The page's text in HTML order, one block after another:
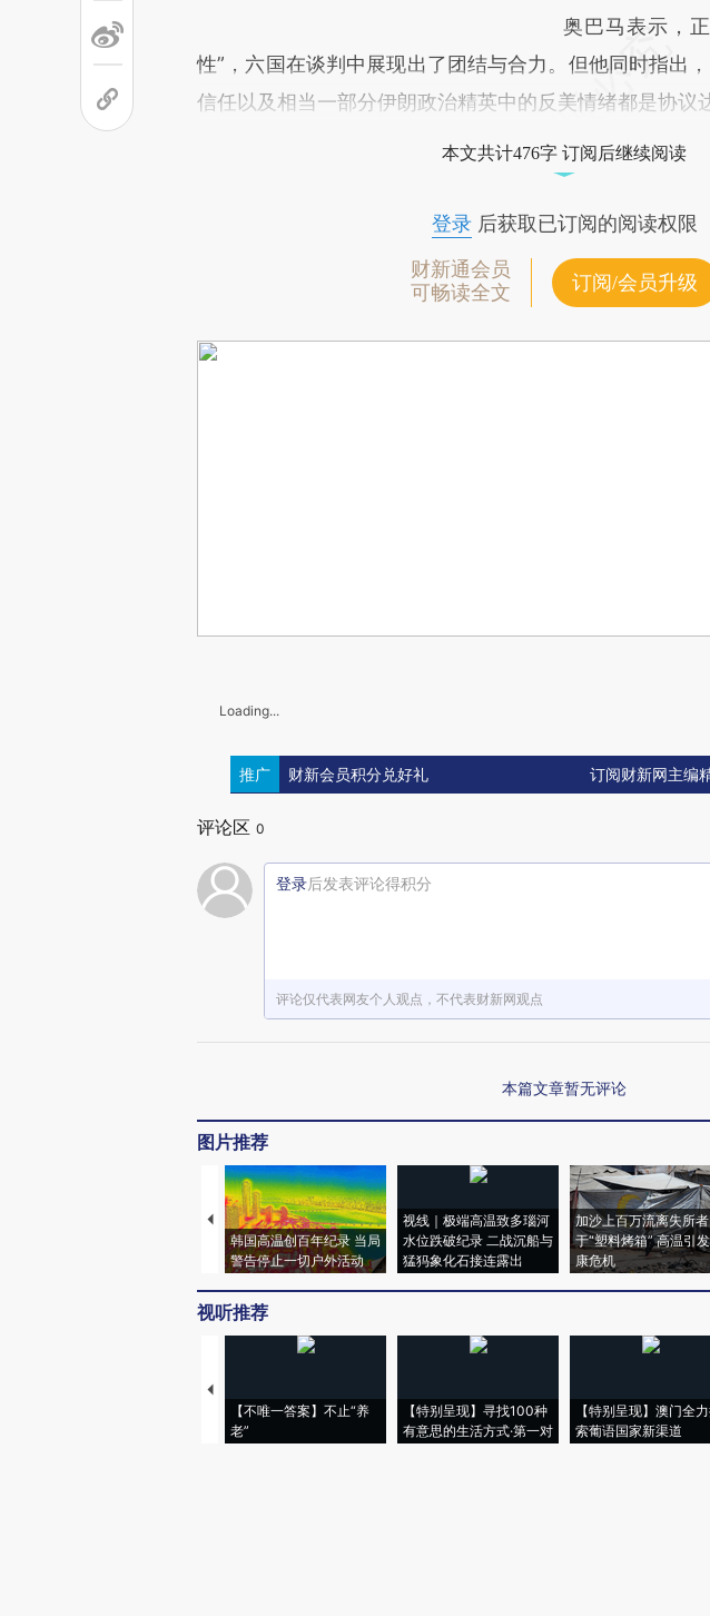
奥巴马表示，正
性”，六国在谈判中展现出了团结与合力。但他同时指出
信任以及相当一部分伊朗政治精英中的反美情绪都是协议
本文共计476字 订阅后继续阅读
登录后获取已订阅的阅读权限
财新通会员
可畅读全文
订阅/会员升级
Loading...
推广 财新会员积分兑好礼 订阅财新网主编
评论区 0
登录后发表评论得积分
评论仅代表网友个人观点，不代表财新网观点
本篇文章暂无评论
图片推荐
韩国高温创百年纪录 当局
警告停止一切户外活动
视线｜极端高温致多瑙河
水位跌破纪录 二战沉船与
猛犸象化石接连露出
加沙上百万流离失所
于“塑料烤箱” 高温引
康危机
视听推荐
【不唯一答案】不止“养
老”
【特别呈现】寻找100种
有意思的生活方式·第一对
【特别呈现】澳门全
索葡语国家新渠道